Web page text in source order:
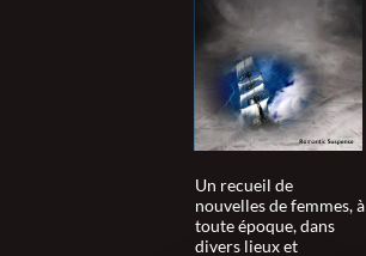
Un recueil de
nouvelles de femmes, à
toute époque, dans
divers lieux et